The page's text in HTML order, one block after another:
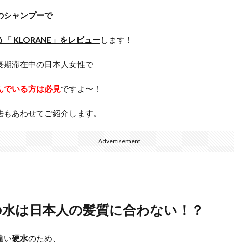
シャンプーで
「 KLORANE」をレビューします！
期滞在中の日本人女性で
でいる方は必見ですよ〜！
あわせてご紹介します。
Advertisement
は日本人の髪質に合わない！？
い硬水のため、